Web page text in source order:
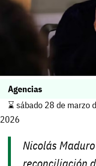
Agencias
⌛️ sábado 28 de marzo
2026
Nicolás